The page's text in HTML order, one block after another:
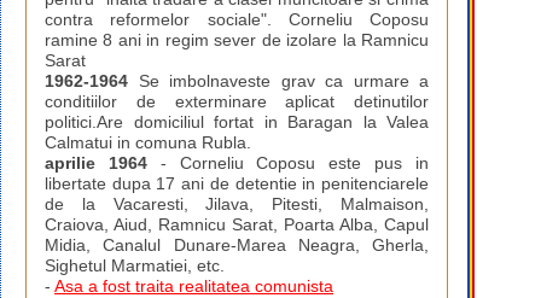
contra reformelor sociale". Corneliu Coposu
ramine 8 ani in regim sever de izolare la Ramnicu
Sarat
1962-1964 Se imbolnaveste grav ca urmare a
conditiilor de exterminare aplicat detinutilor
politici.Are domiciliul fortat in Baragan la Valea
Calmatui in comuna Rubla.
aprilie 1964- Corneliu Coposu este pus in
libertate dupa 17 ani de detentie in penitenciarele
de la Vacaresti, Jilava, Pitesti, Malmaison,
Craiova, Aiud, Ramnicu Sarat, Poarta Alba, Capul
Midia, Canalul Dunare-Marea Neagra, Gherla,
Sighetul Marmatiei, etc.
- Asa a fost traita realitatea comunista